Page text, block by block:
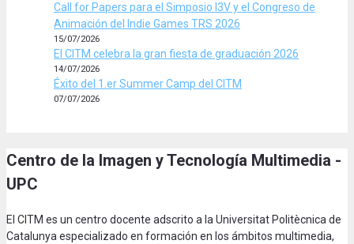
Call for Papers para el Simposio I3V y el Congreso de
Animación del Indie Games TRS 2026
15/07/2026
El CITM celebra la gran fiesta de graduación 2026
14/07/2026
Éxito del 1.er Summer Camp del CITM
07/07/2026
Centro de la Imagen y Tecnología Multimedia -
UPC
El CITM es un centro docente adscrito a la Universitat Politècnica de
Catalunya especializado en formación en los ámbitos multimedia,